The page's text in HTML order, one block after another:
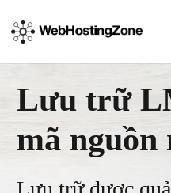
Lưu trữ
mã nguồn